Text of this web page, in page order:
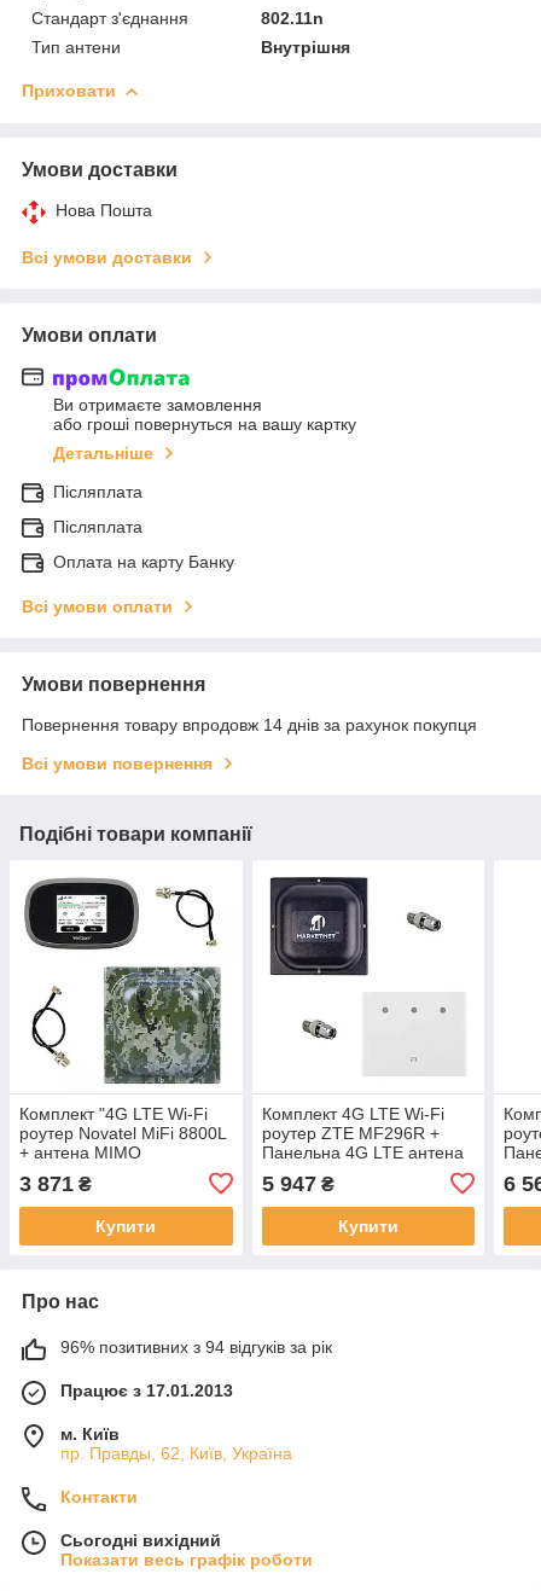
Стандарт з'єднання
802.11n
Тип антени
Внутрішня
Приховати
Умови доставки
Нова Пошта
Всі умови доставки
Умови оплати
Ви отримаєте замовлення
або гроші повернуться на вашу картку
Детальніше
Післяплата
Післяплата
Оплата на карту Банку
Всі умови оплати
Умови повернення
Повернення товару впродовж 14 днів за рахунок покупця
Всі умови повернення
Подібні товари компанії
Комплект "4G LTE Wi-Fi
роутер Novatel MiFi 8800L
+ антена MIMO
Мілітарі"
3 871 ₴
Купити
Комплект 4G LTE Wi-Fi
роутер ZTE MF296R +
Панельна 4G LTE антена
MIMO MARKETNET T800
5 947₴
Купити
22
6
Про нас
96% позитивних з 94 відгуків за рік
Працює з 17.01.2013
м. Київ
пр. Правды, 62, Київ, Україна
Контакти
Сьогодні вихідний
Показати весь графік роботи